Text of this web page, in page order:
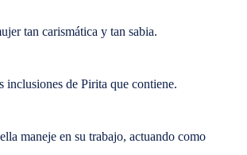
tan carismática y tan sabia.
inclusiones de Pirita que contiene.
maneje en su trabajo, actuando como